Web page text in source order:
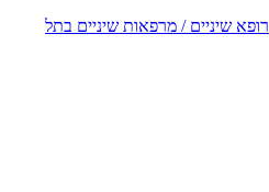
רופא שיניים / מרפאות שיניים בתל